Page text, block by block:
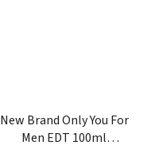
New Brand Only You For
Men EDT 100ml